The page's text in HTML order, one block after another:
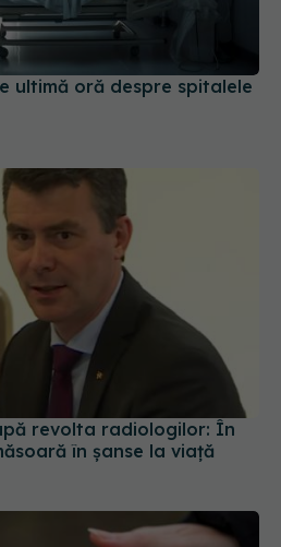
ultimă oră despre spitalele
revolta radiologilor: În
în șanse la viață